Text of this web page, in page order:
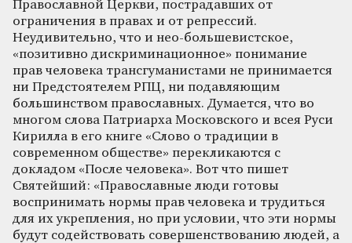
Православной Церкви, пострадавших от
ограничения в правах и от репрессий.
Неудивительно, что и нео-большевистское,
«позитивно дискриминационное» понимание
прав человека трансгуманистами не принимается
ни Предстоятелем РПЦ, ни подавляющим
большинством православных. Думается, что во
многом слова Патриарха Московского и всея Руси
Кирилла в его книге «Слово о традиции в
современном обществе» перекликаются с
докладом «После человека». Вот что пишет
Святейший: «Православные люди готовы
воспринимать нормы прав человека и трудиться
для их укрепления, но при условии, что эти нормы
будут содействовать совершенствованию людей, а